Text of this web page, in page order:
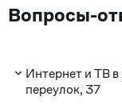
Вопросы-
Интернет и ТВ
переулок, 37